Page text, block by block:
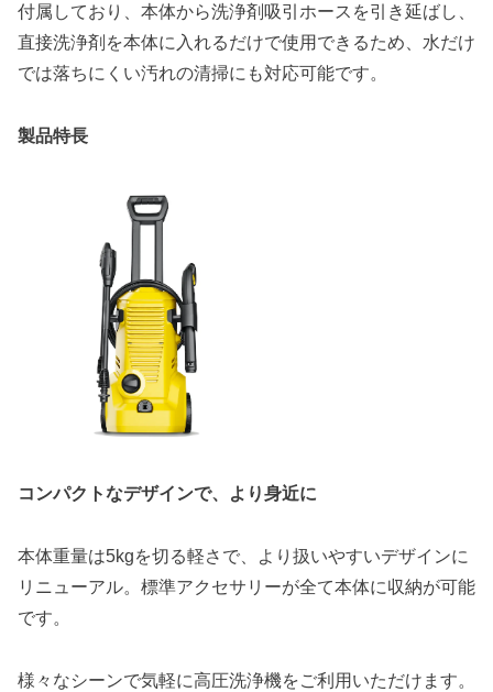
付属しており、本体から洗浄剤吸引ホースを引き延ばし、
直接洗浄剤を本体に入れるだけで使用できるため、水だけ
では落ちにくい汚れの清掃にも対応可能です。
製品特長
コンパクトなデザインで、より身近に
本体重量は5kgを切る軽さで、より扱いやすいデザインに
リニューアル。標準アクセサリーが全て本体に収納が可能
です。
様々なシーンで気軽に高圧洗浄機をご利用いただけます。